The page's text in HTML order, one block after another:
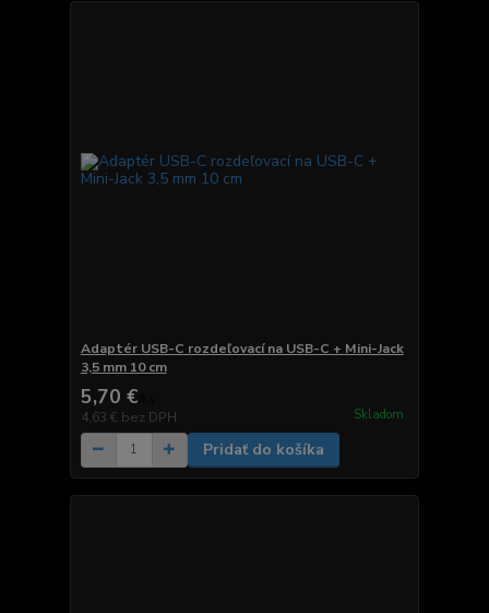
Adaptér USB-C rozdeľovací na USB-C + Mini-Jack
3,5 mm 10 cm
5,70 €
4,63 € bez DPH Skladom
Pridať do košíka